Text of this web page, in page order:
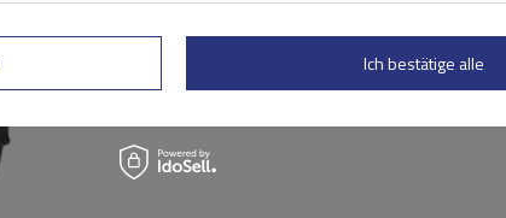
cm) Aluminium-Dachträger für
Reling
Ich bestätige alle